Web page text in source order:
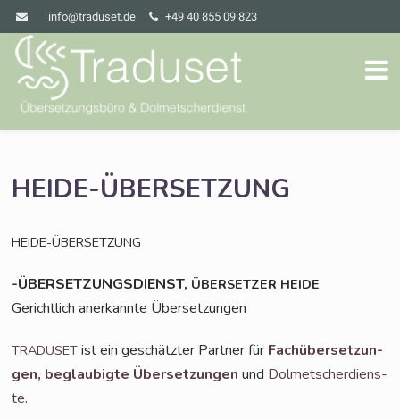
info@traduset.de +49 40 855 09 823
HEIDE-ÜBERSETZUNG
HEIDE-ÜBERSETZUNG
-ÜBERSETZUNGSDIENST, ÜBERSETZER HEIDE
Gericht­lich aner­kann­te Übersetzungen
TRADUSET ist ein geschätz­ter Part­ner für Fach­über­set­zun­
gen, beglau­big­te Über­set­zun­gen und Dol­met­scher­diens­
te.